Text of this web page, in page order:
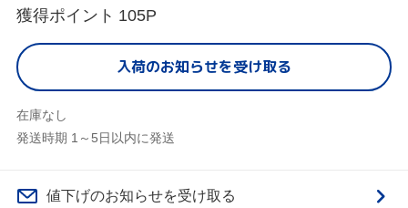
獲得ポイント 105P
入荷のお知らせを受け取る
在庫なし
発送時期 1～5日以内に発送
値下げのお知らせを受け取る